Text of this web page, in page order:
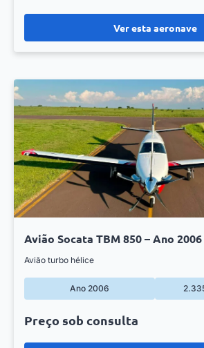
Ver esta aeronave
Avião Socata TBM 850 – Ano 2006
Avião turbo hélice
Ano 2006
Preço sob consulta